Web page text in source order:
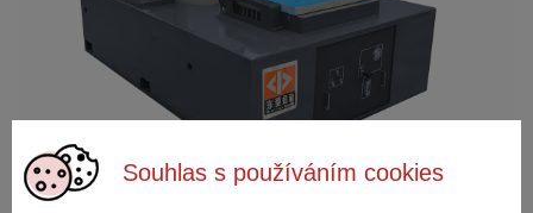
Souhlas s používáním cookies